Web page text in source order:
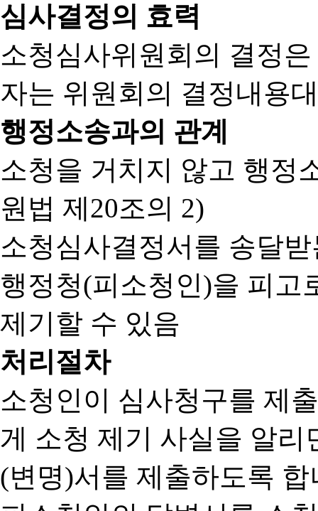
심사결정의 효력
소청심사위원회의 결정
자는 위원회의 결정내용
행정소송과의 관계
소청을 거치지 않고 행정
원법 제20조의 2)
소청심사결정서를 송달
행정청(피소청인)을 피고
제기할 수 있음
처리절차
소청인이 심사청구를 제
게 소청 제기 사실을 알
(변명)서를 제출하도록 합